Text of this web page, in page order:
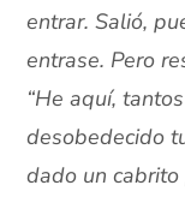
entrar. Salió,
entrase. Pero
“He aquí,
desobedecido
dado un cabrito